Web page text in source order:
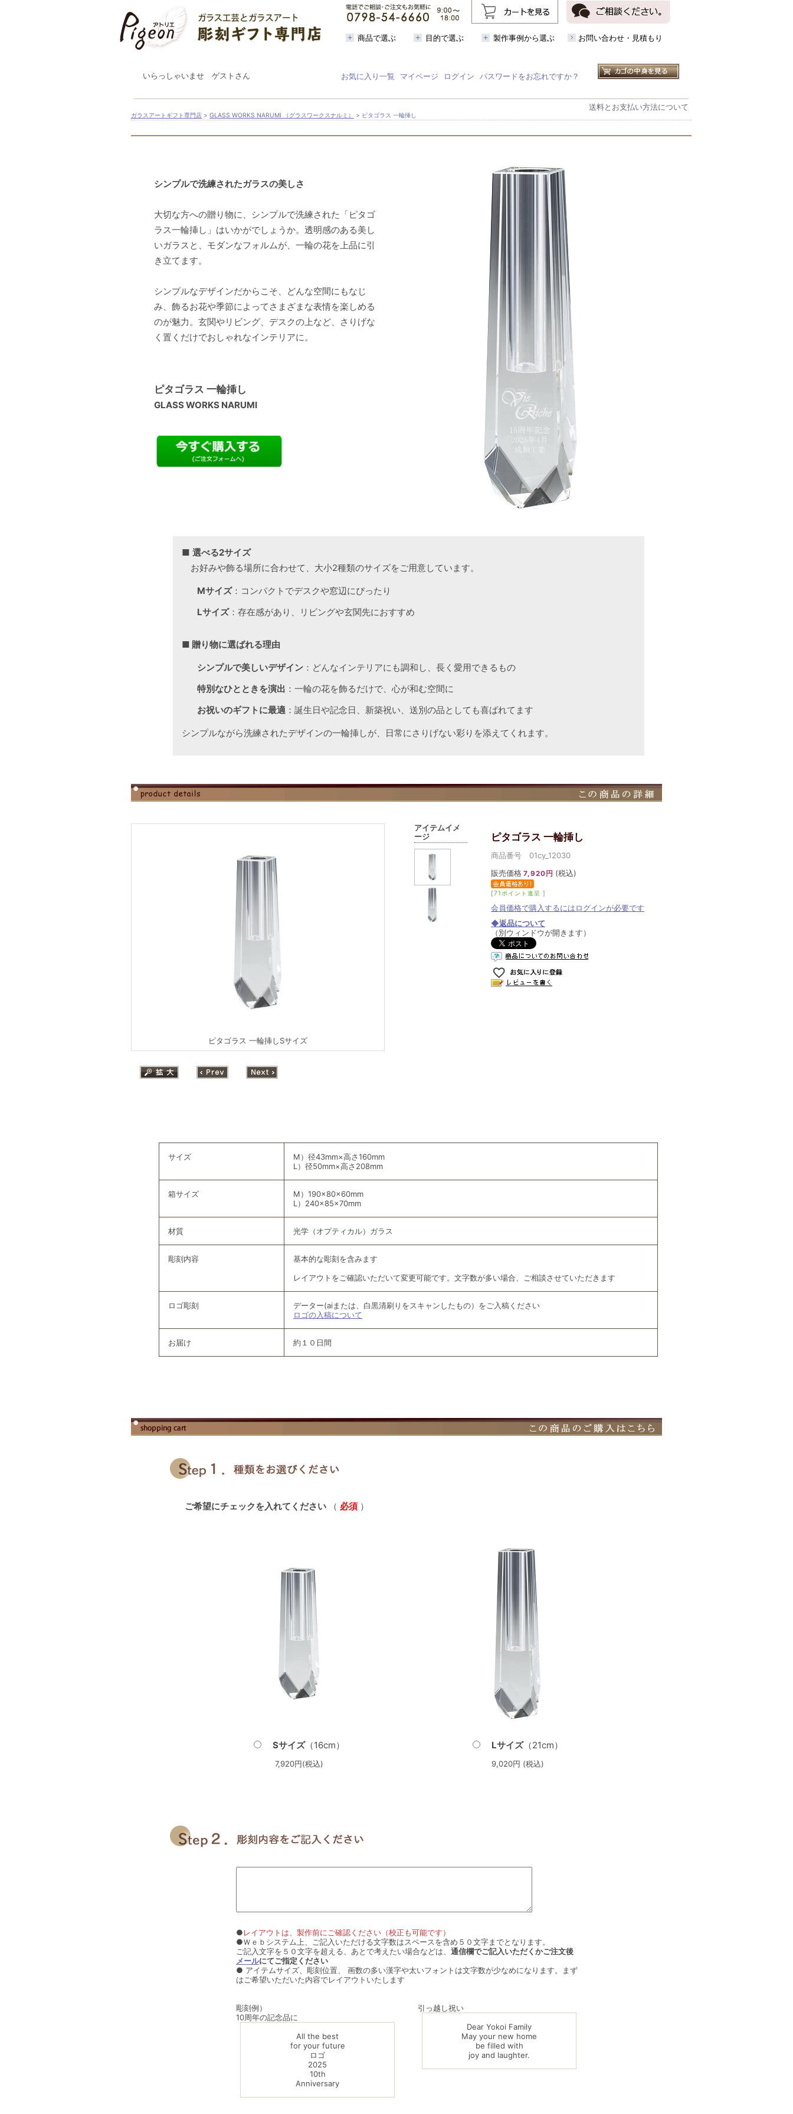
商品で選ぶ 目的で選ぶ 製作事例から選ぶ お問い合わせ・見積もり
いらっしゃいませ ゲストさん お気に入り一覧 マイページ ログイン パスワードをお忘れですか？
送料とお支払い方法について
ガラスアートギフト専門店 > GLASS WORKS NARUMI （グラスワークスナルミ） > ピタゴラス 一輪挿し
シンプルで洗練されたガラスの美しさ
大切な方への贈り物に、シンプルで洗練された「ピタゴ
ラス一輪挿し」はいかがでしょうか。透明感のある美し
いガラスと、モダンなフォルムが、一輪の花を上品に引
き立てます。
シンプルなデザインだからこそ、どんな空間にもなじ
み、飾るお花や季節によってさまざまな表情を楽しめる
のが魅力。玄関やリビング、デスクの上など、さりげな
く置くだけでおしゃれなインテリアに。
ピタゴラス 一輪挿し
GLASS WORKS NARUMI
■ 選べる2サイズ
お好みや飾る場所に合わせて、大小2種類のサイズをご用意しています。
Mサイズ：コンパクトでデスクや窓辺にぴったり
Lサイズ：存在感があり、リビングや玄関先におすすめ
■ 贈り物に選ばれる理由
シンプルで美しいデザイン：どんなインテリアにも調和し、長く愛用できるもの
特別なひとときを演出 ：一輪の花を飾るだけで、心が和む空間に
お祝いのギフトに最適：誕生日や記念日、新築祝い、送別の品としても喜ばれてます
シンプルながら洗練されたデザインの一輪挿しが、日常にさりげない彩りを添えてくれます。
ピタゴラス 一輪挿し
商品番号 01cy_12030
販売価格 7,920円 (税込)
[71ポイント進呈 ]
会員価格で購入するにはログインが必要です
◆返品について
（別ウィンドウが開きます）
アイテムイメ
ージ
ピタゴラス 一輪挿しSサイズ
サイズ
M）径43mm×高さ160mm
L）径50mm×高さ208mm
箱サイズ
M）190×80×60mm
L）240×85×70mm
材質 光学（オプティカル）ガラス
彫刻内容
基本的な彫刻を含みます
レイアウトをご確認いただいて変更可能です。文字数が多い場合、ご相談させていただきます
ロゴ彫刻
データー(aiまたは、白黒清刷りをスキャンしたもの）をご入稿ください
ロゴの入稿について
お届け 約１０日間
ご希望にチェックを入れてください（ 必須）
Sサイズ（16cm）
7,920円(税込)
Lサイズ（21cm）
9,020円 (税込)
●レイアウトは、製作前にご確認ください（校正も可能です）
●Ｗｅｂシステム上、ご記入いただける文字数はスペースを含め５０文字までとなります。
ご記入文字を５０文字を超える、あとで考えたい場合などは、 通信欄でご記入いただくかご注文後
メールにてご指定ください
● アイテムサイズ、彫刻位置、 画数の多い漢字や太いフォントは文字数が少なめになります。まず
はご希望いただいた内容でレイアウトいたします
彫刻例）
10周年の記念品に
All the best
for your future
ロゴ
2025
10th
Anniversary
引っ越し祝い
Dear Yokoi Family
May your new home
be filled with
joy and laughter.